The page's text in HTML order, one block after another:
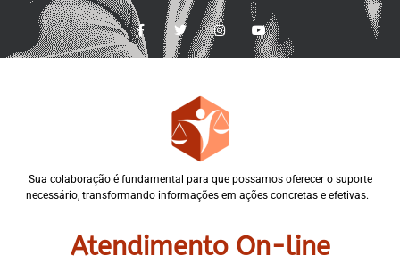
Sua colaboração é fundamental para que possamos oferecer o suporte
necessário, transformando informações em ações concretas e efetivas.
Atendimento On-line